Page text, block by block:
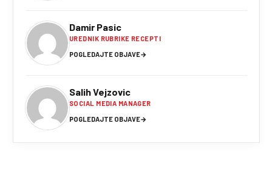
Damir Pasic
UREDNIK RUBRIKE RECEPTI
POGLEDAJTE OBJAVE→
Salih Vejzovic
SOCIAL MEDIA MANAGER
POGLEDAJTE OBJAVE→